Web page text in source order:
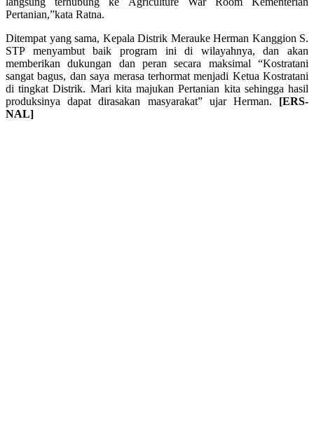
Pertanian,”kata Ratna.
Ditempat yang sama, Kepala Distrik Merauke Herman Kanggion S.
STP menyambut baik program ini di wilayahnya, dan akan
memberikan dukungan dan peran secara maksimal “Kostratani
sangat bagus, dan saya merasa terhormat menjadi Ketua Kostratani
di tingkat Distrik. Mari kita majukan Pertanian kita sehingga hasil
produksinya dapat dirasakan masyarakat” ujar Herman. [ERS-
NAL]